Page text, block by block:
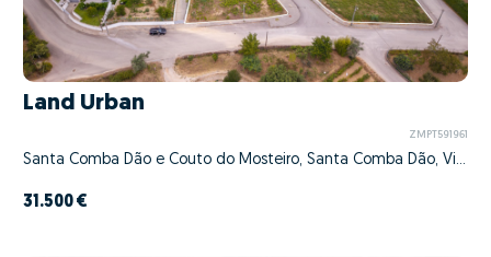
Land Urban
ZMPT591961
Santa Comba Dão e Couto do Mosteiro, Santa Comba Dão, Viseu
31.500 €